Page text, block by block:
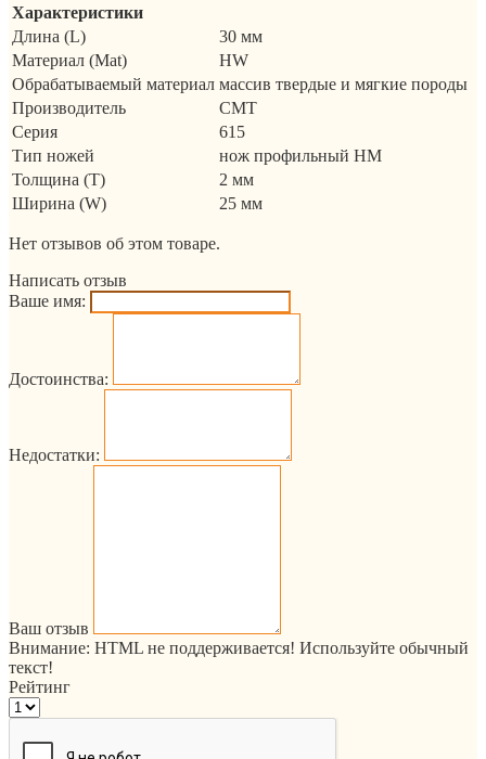
Характеристики
Длина (L)
30 мм
Материал (Mat)
HW
Обрабатываемый материал массив твердые и мягкие породы
Производитель
CMT
Серия
615
Тип ножей
нож профильный HM
Толщина (T)
2 мм
Ширина (W)
25 мм
Нет отзывов об этом товаре.
Написать отзыв
Ваше имя:
Достоинства:
Недостатки:
Ваш отзыв
Внимание: HTML не поддерживается! Используйте обычный
текст!
Рейтинг